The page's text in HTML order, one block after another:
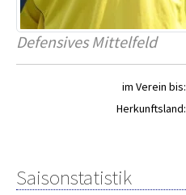
Defensives Mittelfeld
im Verein bis:
Herkunftsland:
Saisonstatistik